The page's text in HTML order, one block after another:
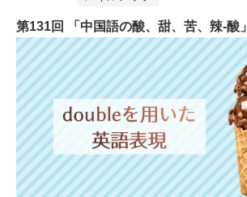
第131回 「中国語の酸、甜、苦、辣-酸」